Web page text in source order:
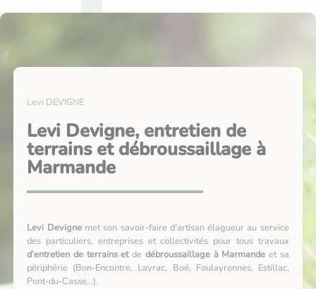
Levi DEVIGNE
Levi Devigne, entretien de
terrains et débroussaillage à
Marmande
Levi Devignemet son savoir-faire d’artisan élagueur au service
des particuliers, entreprises et collectivités pour tous travaux
d’entretien de terrains etde débroussaillage à Marmande et sa
périphérie (Bon-Encontre, Layrac, Boé, Foulayronnes, Estillac,
Pont-du-Casse…).